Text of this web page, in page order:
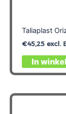
Taliaplast
€45,25excl.
In